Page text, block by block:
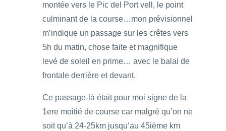
montée vers le Pic del Port vell, le point
culminant de la course…mon prévisionnel
m’indique un passage sur les crêtes vers
5h du matin, chose faite et magnifique
levé de soleil en prime… avec le balai de
frontale derrière et devant.
Ce passage-là était pour moi signe de la
1ere moitié de course car malgré qu’on ne
soit qu’à 24-25km jusqu’au 45ième km